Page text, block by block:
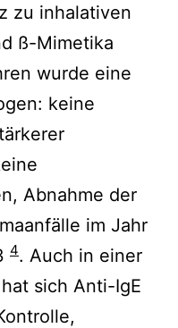
zu inhalativen
ß-Mimetika
wurde eine
keine
Abnahme der
im Jahr
4. Auch in einer
sich Anti-IgE